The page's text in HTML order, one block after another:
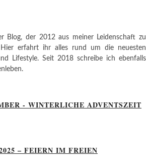
Blog, der 2012 aus meiner Leidenschaft zu
erfahrt ihr alles rund um die neuesten
Lifestyle. Seit 2018 schreibe ich ebenfalls
- WINTERLICHE ADVENTSZEIT
– FEIERN IM FREIEN